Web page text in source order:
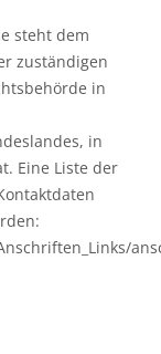
steht dem
zuständigen
in
in
Eine Liste der